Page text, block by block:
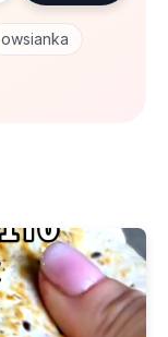
owsianka